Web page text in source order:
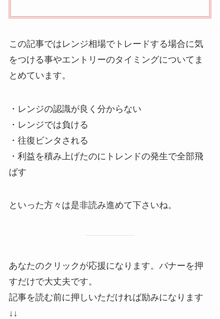
この記事ではレンジ相場でトレードする場合に気
をつける事やエントリーのタイミングについてま
とめています。
・レンジの認識が良く分からない
・レンジでは負ける
・往復ビンタされる
・利益を積み上げたのにトレンドの発生で全部飛
ばす
といった方々は是非読み進めて下さいね。
あなたのクリックが応援になります。バナーを押
すだけで大丈夫です。
記事を読む前に押しいただければ励みになります
↓↓